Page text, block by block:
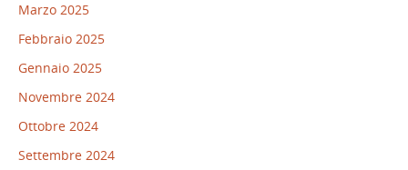
Marzo 2025
Febbraio 2025
Gennaio 2025
Novembre 2024
Ottobre 2024
Settembre 2024